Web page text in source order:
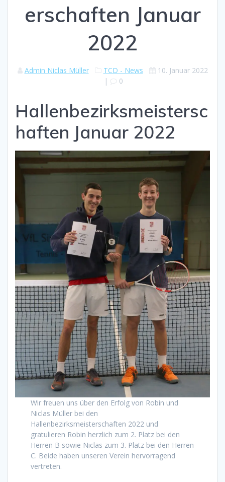
erschaften Januar
2022
Admin Niclas Müller TCD - News
10. Januar 2022
|
0
Hallenbezirksmeistersc
haften Januar 2022
Wir freuen uns über den Erfolg von Robin und
Niclas Müller bei den
Hallenbezirksmeisterschaften 2022 und
gratulieren Robin herzlich zum 2. Platz bei den
Herren B sowie Niclas zum 3. Platz bei den Herren
C. Beide haben unseren Verein hervorragend
vertreten.